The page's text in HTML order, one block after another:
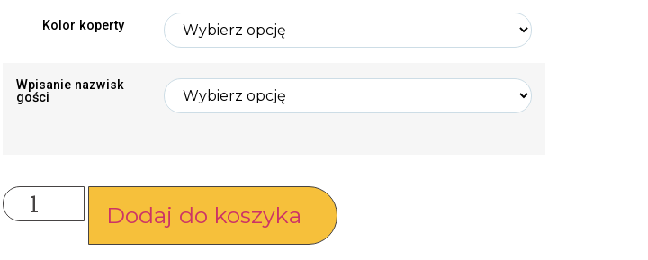
Kolor koperty
Wpisanie nazwisk
gości
Dodaj do koszyka